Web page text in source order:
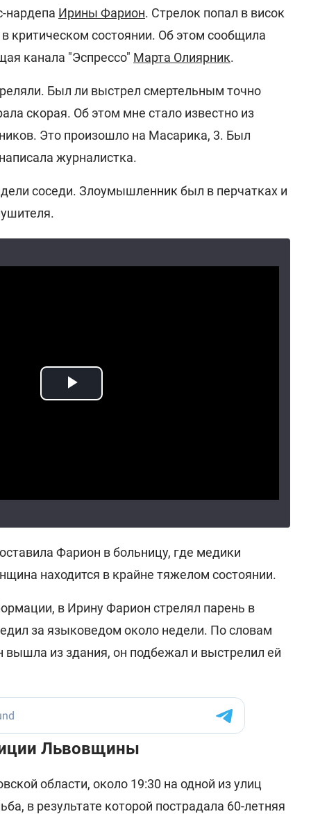
нардепа Ирины Фарион. Стрелок попал в висок
критическом состоянии. Об этом сообщила
канала "Эспрессо" Марта Олиярник.
Был ли выстрел смертельным точно
скорая. Об этом мне стало известно из
Это произошло на Масарика, 3. Был
журналистка.
соседи. Злоумышленник был в перчатках и
Фарион в больницу, где медики
находится в крайне тяжелом состоянии.
в Ирину Фарион стрелял парень в
за языковедом около недели. По словам
вышла из здания, он подбежал и выстрелил ей
Львовщины
области, около 19:30 на одной из улиц
в результате которой пострадала 60-летняя